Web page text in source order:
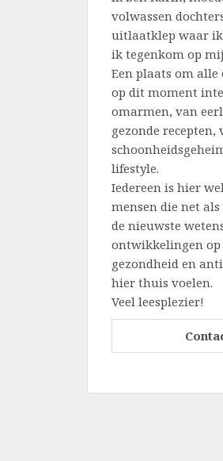
volwassen
uitlaatklep waar
ik tegenkom op
Een plaats om
op dit moment
omarmen, van
gezonde recepten,
lifestyle.
Iedereen is hier
mensen die net
de nieuwste
ontwikkelingen op
gezondheid en
hier thuis voelen.
Veel leesplezier!